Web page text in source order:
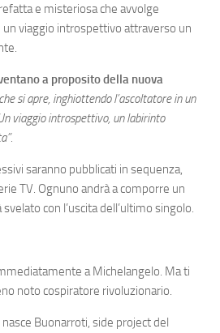
e misteriosa che avvolge
un viaggio introspettivo attraverso un
a proposito della nuova
si apre, inghiottendo l’ascoltatore in un
viaggio introspettivo, un labirinto
saranno pubblicati in sequenza,
TV. Ognuno andrà a comporre un
con l’uscita dell’ultimo singolo.
a Michelangelo. Ma ti
noto cospiratore rivoluzionario.
Buonarroti, side project del